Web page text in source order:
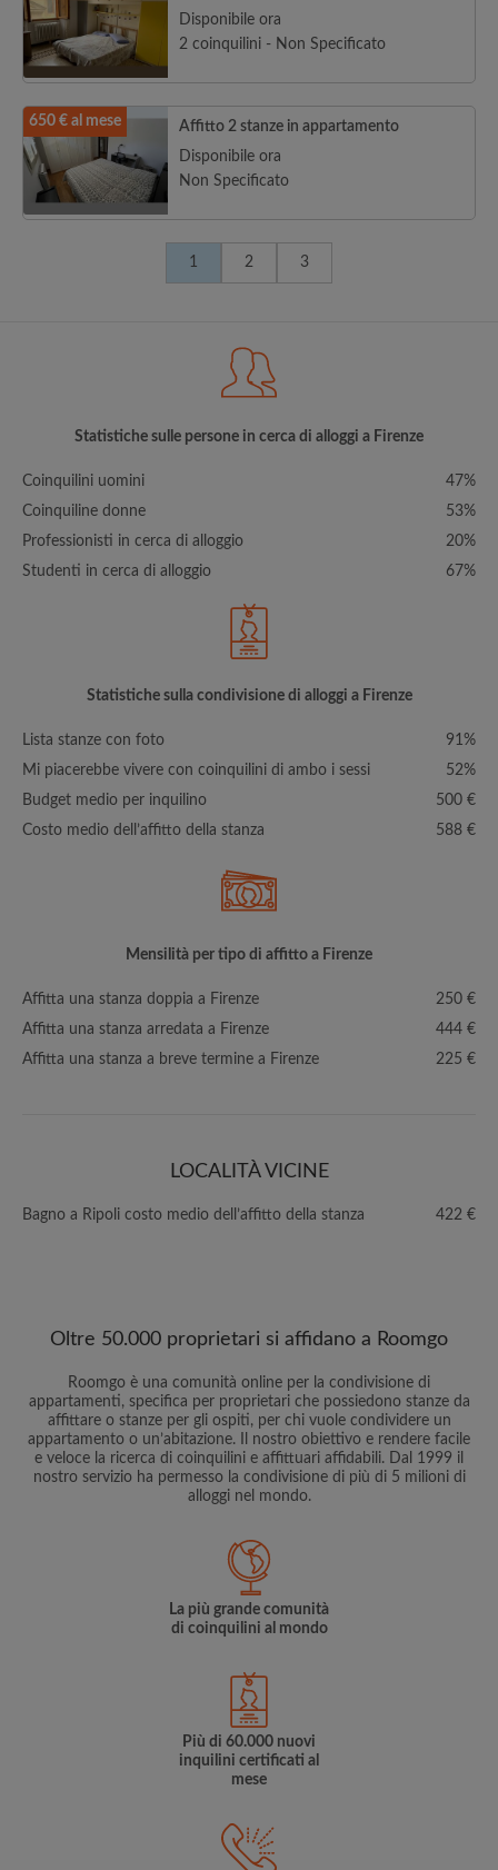
Disponibile ora
2 coinquilini - Non Specificato
650 € al mese
Affitto 2 stanze in appartamento
Disponibile ora
Non Specificato
1 2 3
Statistiche sulle persone in cerca di alloggi a Firenze
Coinquilini uomini
47%
Coinquiline donne
53%
Professionisti in cerca di alloggio
20%
Studenti in cerca di alloggio
67%
Statistiche sulla condivisione di alloggi a Firenze
Lista stanze con foto
91%
Mi piacerebbe vivere con coinquilini di ambo i sessi
52%
Budget medio per inquilino
500 €
Costo medio dell’affitto della stanza
588 €
Mensilità per tipo di affitto a Firenze
Affitta una stanza doppia a Firenze
250 €
Affitta una stanza arredata a Firenze
444 €
Affitta una stanza a breve termine a Firenze
225 €
LOCALITÀ VICINE
Bagno a Ripoli costo medio dell’affitto della stanza 422 €
Oltre 50.000 proprietari si affidano a Roomgo
Roomgo è una comunità online per la condivisione di
appartamenti, specifica per proprietari che possiedono stanze da
affittare o stanze per gli ospiti, per chi vuole condividere un
appartamento o un’abitazione. Il nostro obiettivo e rendere facile
e veloce la ricerca di coinquilini e affittuari affidabili. Dal 1999 il
nostro servizio ha permesso la condivisione di più di 5 milioni di
alloggi nel mondo.
La più grande comunità
di coinquilini al mondo
Più di 60.000 nuovi
inquilini certificati al
mese